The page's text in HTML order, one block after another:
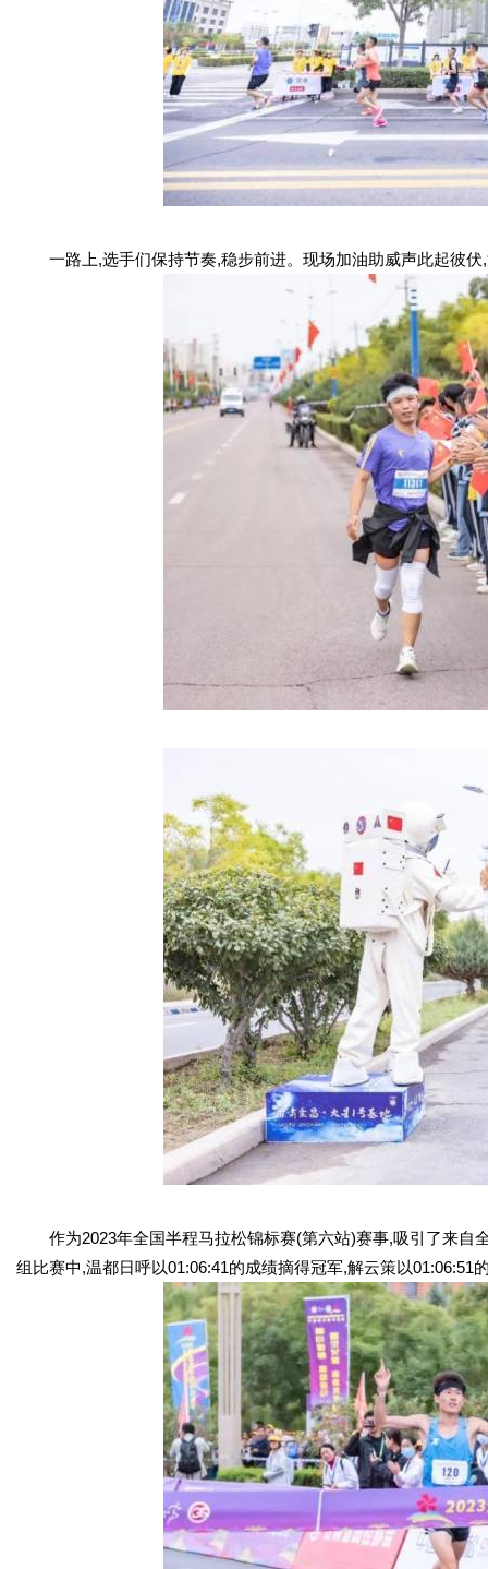
一路上,选手们保持节奏,稳步前进。现场加油助威声此起彼伏
作为2023年全国半程马拉松锦标赛(第六站)赛事,吸引了来自
组比赛中,温都日呼以01:06:41的成绩摘得冠军,解云策以01:06:51